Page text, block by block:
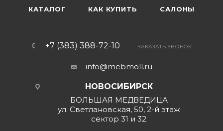
КАТАЛОГ КАК КУПИТЬ САЛОНЫ
+7 (383) 388-72-10 ЗАКАЗАТЬ ЗВОНОК
info@mebmoll.ru
НОВОСИБИРСК
БОЛЬШАЯ МЕДВЕДИЦА
ул. Светлановская, 50, 2-й этаж
сектор 31 и 32